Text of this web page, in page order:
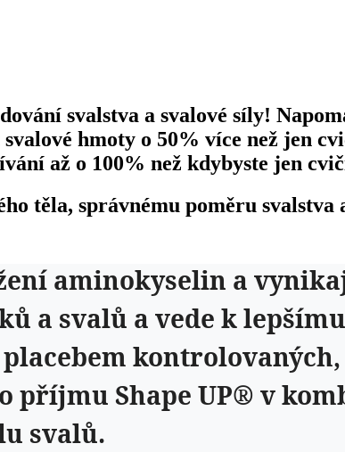
svalstva a svalové síly!
hmoty o 50% více než jen
až o 100% než kdybyste jen
těla, správnému poměru
aminokyselin a
a svalů a vede k
příjmu Shape UP® v
svalů.